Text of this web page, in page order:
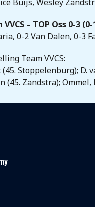
Buijs, Wesley
VVCS – TOP Oss 0-3 (0-
0-2 Van Dalen, 0-3
Team VVCS:
(45. Stoppelenburg); D.
(45. Zandstra); Ommel,